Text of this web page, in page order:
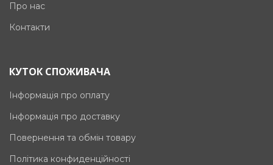
Про нас
Контакти
КУТОК СПОЖИВАЧА
Інформація про оплату
Інформація про доставку
Повернення та обмін товару
Політика конфиденційності